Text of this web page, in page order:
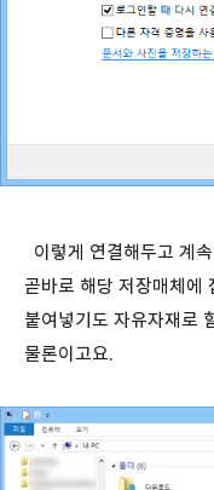
이렇게 연결해두고 계
곧바로 해당 저장매체에
붙여넣기도 자유자재로
물론이고요.